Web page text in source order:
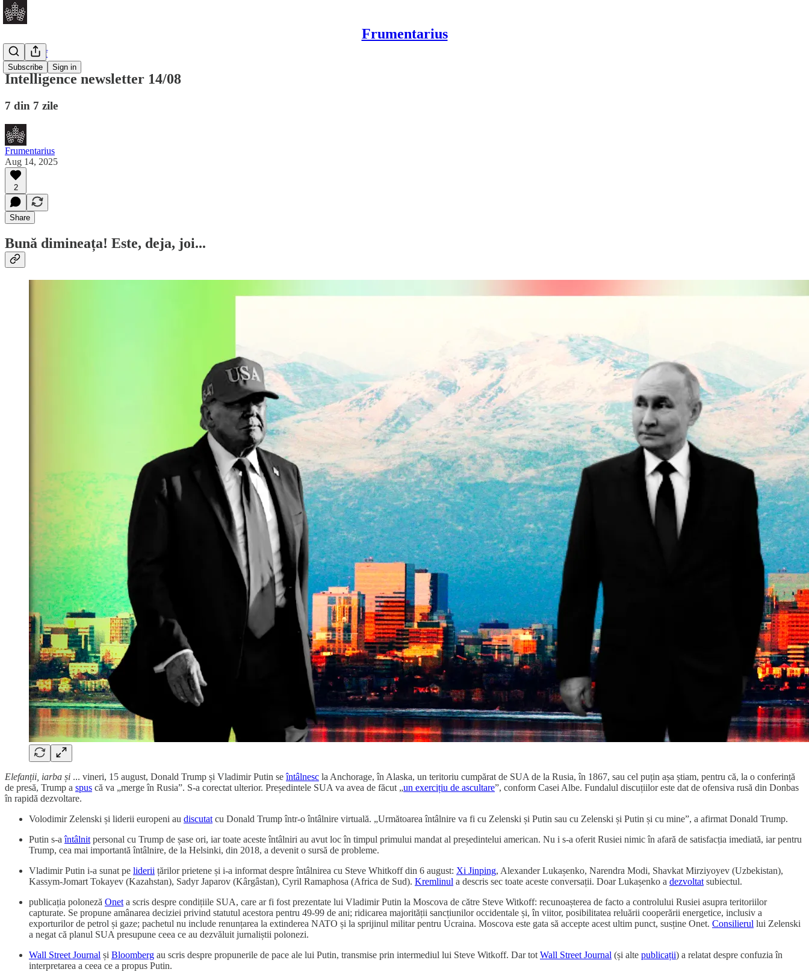
Frumentarius
Subscribe Sign in
Daily Brief
Intelligence newsletter 14/08
7 din 7 zile
Frumentarius
Aug 14, 2025
2
Share
Bună dimineața! Este, deja, joi...
Elefanții, iarba și ... vineri, 15 august, Donald Trump și Vladimir Putin seîntâlnesc la Anchorage, în Alaska, un teritoriu cumpărat de SUA de la Rusia, în 1867, sau cel puțin așa știam, pentru că, la o conferință
de presă, Trump a spus că va „merge în Rusia”. S-a corectat ulterior. Președintele SUA va avea de făcut „un exercițiu de ascultare”, conform Casei Albe. Fundalul discuțiilor este dat de ofensiva rusă din Donbas
în rapidă dezvoltare.
Volodimir Zelenski și liderii europeni au discutat cu Donald Trump într-o întâlnire virtuală. „Următoarea întâlnire va fi cu Zelenski și Putin sau cu Zelenski și Putin și cu mine”, a afirmat Donald Trump.
Putin s-aîntâlnit personal cu Trump de șase ori, iar toate aceste întâlniri au avut loc în timpul primului mandat al președintelui american. Nu i s-a oferit Rusiei nimic în afară de satisfacția imediată, iar pentru
Trump, cea mai importantă întâlnire, de la Helsinki, din 2018, a devenit o sursă de probleme.
Vladimir Putin i-a sunat pe liderii țărilor prietene și i-a informat despre întâlnirea cu Steve Whitkoff din 6 august: Xi Jinping, Alexander Lukașenko, Narendra Modi, Shavkat Mirziyoyev (Uzbekistan),
Kassym-Jomart Tokayev (Kazahstan), Sadyr Japarov (Kârgâstan), Cyril Ramaphosa (Africa de Sud). Kremlinul a descris sec toate aceste conversații. Doar Lukașenko a dezvoltat subiectul.
publicația poloneză Onet a scris despre condițiile SUA, care ar fi fost prezentate lui Vladimir Putin la Moscova de către Steve Witkoff: recunoașterea de facto a controlului Rusiei asupra teritoriilor
capturate. Se propune amânarea deciziei privind statutul acestora pentru 49-99 de ani; ridicarea majorității sancțiunilor occidentale și, în viitor, posibilitatea reluării cooperării energetice, inclusiv a
exporturilor de petrol și gaze; pachetul nu include renunțarea la extinderea NATO și la sprijinul militar pentru Ucraina. Moscova este gata să accepte acest ultim punct, susține Onet. Consilierul lui Zelenski
a negat că planul SUA presupune ceea ce au dezvăluit jurnaliștii polonezi.
Wall Street Journal și Bloomberg au scris despre propunerile de pace ale lui Putin, transmise prin intermediul lui Steve Witkoff. Dar tot Wall Street Journal (și alte publicații) a relatat despre confuzia în
interpretarea a ceea ce a propus Putin.